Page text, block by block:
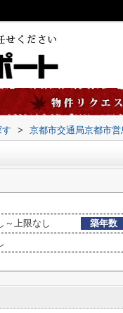
> 京都市交通局京都市営
～上限なし 築年数